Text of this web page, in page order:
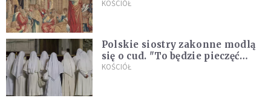
Wyjątkowy arras w Castel
KOŚCIÓŁ
Polskie siostry zakonne modlą
się o cud. "To będzie pieczęć
Pana Boga dla naszej wiary"
KOŚCIÓŁ